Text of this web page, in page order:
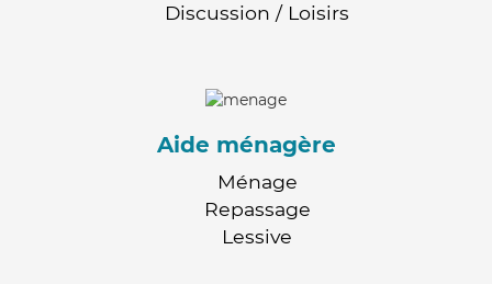
Discussion / Loisirs
Aide ménagère
Ménage
Repassage
Lessive